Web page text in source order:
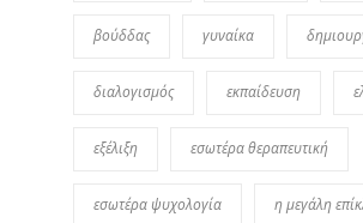
βούδδας γυναίκα
διαλογισμός εκπαίδευση
εξέλιξη εσωτέρα θεραπευτική
εσωτέρα ψυχολογία η μεγάλη